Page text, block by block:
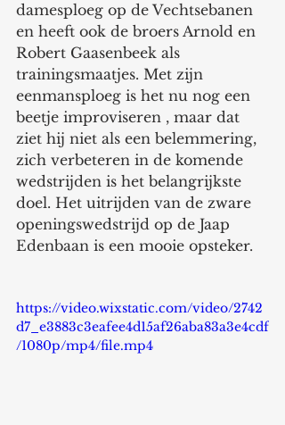
damesploeg op de Vechtsebanen
en heeft ook de broers Arnold en
Robert Gaasenbeek als
trainingsmaatjes. Met zijn
eenmansploeg is het nu nog een
beetje improviseren , maar dat
ziet hij niet als een belemmering,
zich verbeteren in de komende
wedstrijden is het belangrijkste
doel. Het uitrijden van de zware
openingswedstrijd op de Jaap
Edenbaan is een mooie opsteker.
https://video.wixstatic.com/video/2742
d7_e3883c3eafee4d15af26aba83a3e4cdf
/1080p/mp4/file.mp4